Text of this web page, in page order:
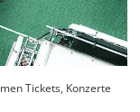
Tickets, Konzerte